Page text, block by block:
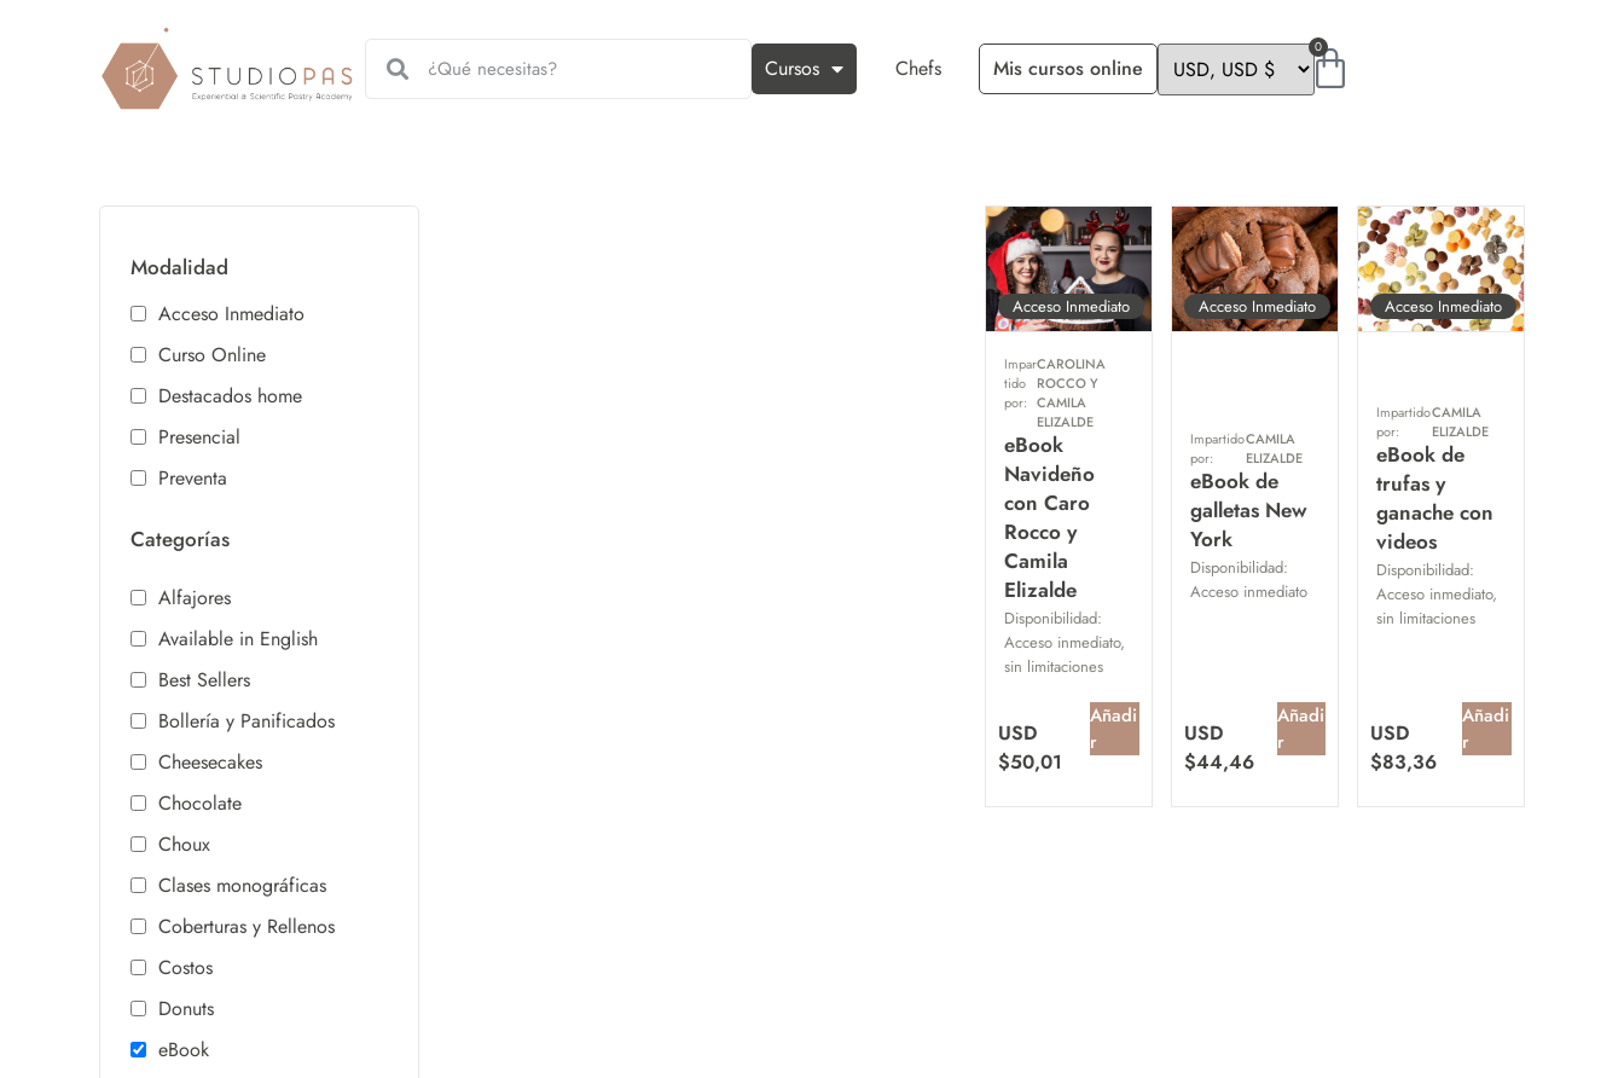
Cursos Chefs Mis cursos online
0
Modalidad
Acceso Inmediato
Curso Online
Destacados home
Presencial
Preventa
Categorías
Alfajores
Available in English
Best Sellers
Bollería y Panificados
Cheesecakes
Chocolate
Choux
Clases monográficas
Coberturas y Rellenos
Costos
Donuts
eBook
Acceso Inmediato
Impar
tido
por:
CAROLINA
ROCCO Y
CAMILA
ELIZALDE
eBook
Navideño
con Caro
Rocco y
Camila
Elizalde
Disponibilidad:
Acceso inmediato,
sin limitaciones
USD
$50,01
Añadi
r
Acceso Inmediato
Impartido
por:
CAMILA
ELIZALDE
eBook de
galletas New
York
Disponibilidad:
Acceso inmediato
USD
$44,46
Añadi
r
Acceso Inmediato
Impartido
por:
CAMILA
ELIZALDE
eBook de
trufas y
ganache con
videos
Disponibilidad:
Acceso inmediato,
sin limitaciones
USD
$83,36
Añadi
r